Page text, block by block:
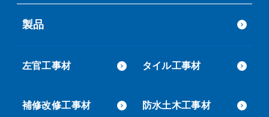
製品
左官工事材 タイル工事材
補修改修工事材 防水土木工事材